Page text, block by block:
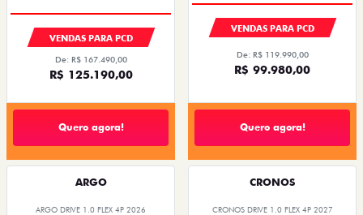
VENDAS PARA PCD
De: R$ 167.490,00
R$ 125.190,00
Quero agora!
VENDAS PARA PCD
De: R$ 119.990,00
R$ 99.980,00
Quero agora!
ARGO
ARGO DRIVE 1.0 FLEX 4P 2026
CRONOS
CRONOS DRIVE 1.0 FLEX 4P 2027